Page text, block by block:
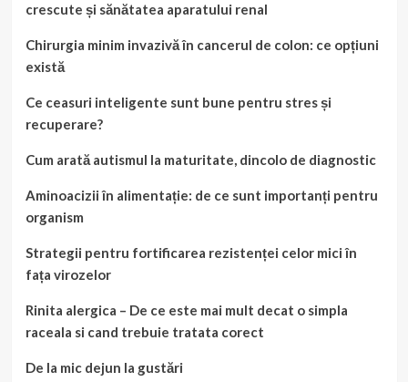
crescute și sănătatea aparatului renal
Chirurgia minim invazivă în cancerul de colon: ce opțiuni
există
Ce ceasuri inteligente sunt bune pentru stres și
recuperare?
Cum arată autismul la maturitate, dincolo de diagnostic
Aminoacizii în alimentație: de ce sunt importanți pentru
organism
Strategii pentru fortificarea rezistenței celor mici în
fața virozelor
Rinita alergica – De ce este mai mult decat o simpla
raceala si cand trebuie tratata corect
De la mic dejun la gustări